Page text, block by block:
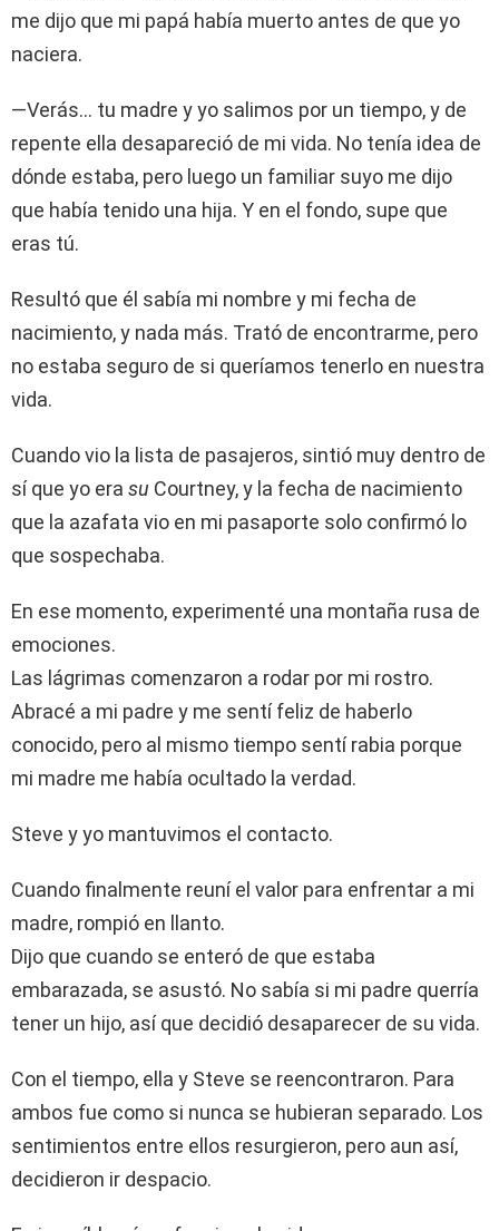
me dijo que mi papá había muerto antes de que yo
naciera.
—Verás… tu madre y yo salimos por un tiempo, y de
repente ella desapareció de mi vida. No tenía idea de
dónde estaba, pero luego un familiar suyo me dijo
que había tenido una hija. Y en el fondo, supe que
eras tú.
Resultó que él sabía mi nombre y mi fecha de
nacimiento, y nada más. Trató de encontrarme, pero
no estaba seguro de si queríamos tenerlo en nuestra
vida.
Cuando vio la lista de pasajeros, sintió muy dentro de
sí que yo era su Courtney, y la fecha de nacimiento
que la azafata vio en mi pasaporte solo confirmó lo
que sospechaba.
En ese momento, experimenté una montaña rusa de
emociones.
Las lágrimas comenzaron a rodar por mi rostro.
Abracé a mi padre y me sentí feliz de haberlo
conocido, pero al mismo tiempo sentí rabia porque
mi madre me había ocultado la verdad.
Steve y yo mantuvimos el contacto.
Cuando finalmente reuní el valor para enfrentar a mi
madre, rompió en llanto.
Dijo que cuando se enteró de que estaba
embarazada, se asustó. No sabía si mi padre querría
tener un hijo, así que decidió desaparecer de su vida.
Con el tiempo, ella y Steve se reencontraron. Para
ambos fue como si nunca se hubieran separado. Los
sentimientos entre ellos resurgieron, pero aun así,
decidieron ir despacio.